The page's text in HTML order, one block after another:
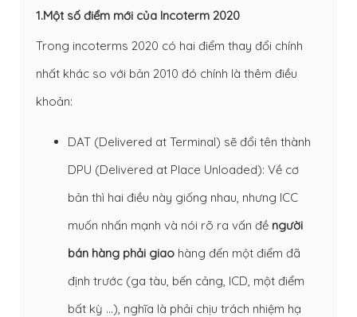
1.Một số điểm mới của Incoterm 2020
Trong incoterms 2020 có hai điểm thay đổi chính
nhất khác so với bản 2010 đó chính là thêm điều
khoản:
DAT (Delivered at Terminal) sẽ đổi tên thành
DPU (Delivered at Place Unloaded): Về cơ
bản thì hai điều này giống nhau, nhưng ICC
muốn nhấn mạnh và nói rõ ra vấn đề người
bán hàng phải giao hàng đến một điểm đã
định trước (ga tàu, bến cảng, ICD, một điểm
bất kỳ …), nghĩa là phải chịu trách nhiệm hạ